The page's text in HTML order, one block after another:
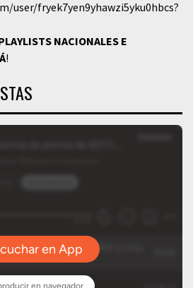
user/fryek7yen9yhawzi5yku0hbcs?
NACIONALES E
!